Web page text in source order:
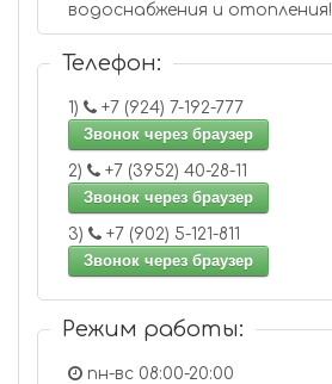
водоснабжения и отопления!
Телефон:
1)
+7 (924) 7-192-777
Звонок через браузер
2)
+7 (3952) 40-28-11
Звонок через браузер
3)
+7 (902) 5-121-811
Звонок через браузер
Режим работы:
пн-вс 08:00-20:00